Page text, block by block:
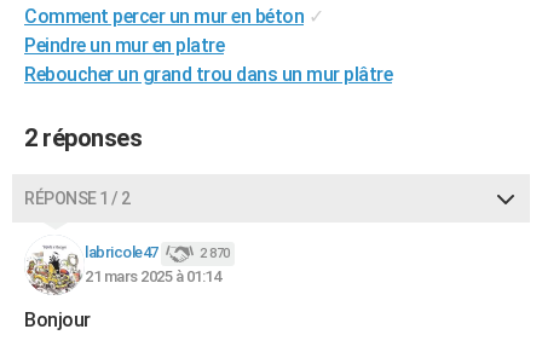
Dictionnaire
Biographies
Citations
Expressions
Proverbes
PROGRAMME TV
COPAINS D'AVANT
Comment percer un mur en béton ✓
Peindre un mur en platre
Reboucher un grand trou dans un mur plâtre
2 réponses
RÉPONSE 1 / 2
labricole47 2 870
21 mars 2025 à 01:14
Bonjour